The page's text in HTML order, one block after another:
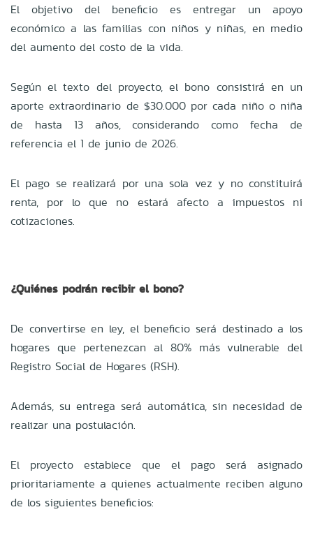
El objetivo del beneficio es entregar un apoyo
económico a las familias con niños y niñas, en medio
del aumento del costo de la vida.
Según el texto del proyecto, el bono consistirá en un
aporte extraordinario de $30.000 por cada niño o niña
de hasta 13 años, considerando como fecha de
referencia el 1 de junio de 2026.
El pago se realizará por una sola vez y no constituirá
renta, por lo que no estará afecto a impuestos ni
cotizaciones.
¿Quiénes podrán recibir el bono?
De convertirse en ley, el beneficio será destinado a los
hogares que pertenezcan al 80% más vulnerable del
Registro Social de Hogares (RSH).
Además, su entrega será automática, sin necesidad de
realizar una postulación.
El proyecto establece que el pago será asignado
prioritariamente a quienes actualmente reciben alguno
de los siguientes beneficios: